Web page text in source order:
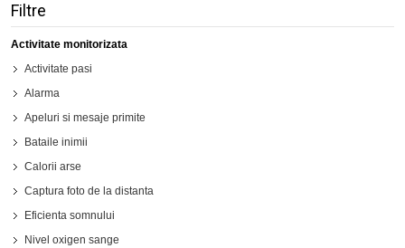
Filtre
Activitate monitorizata
Activitate pasi
Alarma
Apeluri si mesaje primite
Bataile inimii
Calorii arse
Captura foto de la distanta
Eficienta somnului
Nivel oxigen sange